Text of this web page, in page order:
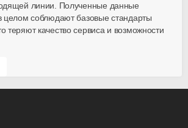
линии. Полученные данные
целом соблюдают базовые стандарты
теряют качество сервиса и возможности